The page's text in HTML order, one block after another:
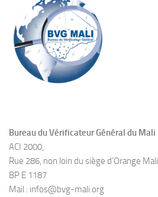
Bureau du Vérificateur Général du Mali
ACI 2000,
Rue 286, non loin du siège d’Orange Mali
BP E 1187
Mail : infos@bvg-mali.org